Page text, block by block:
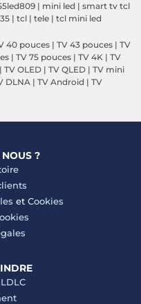
| mini led | smart tv tcl
| tcl | tele | tcl mini led
40 pouces | TV 43 pouces | TV
| TV 75 pouces | TV 4K | TV
| TV OLED | TV QLED | TV mini
DLNA | TV Android | TV
?
et Cookies